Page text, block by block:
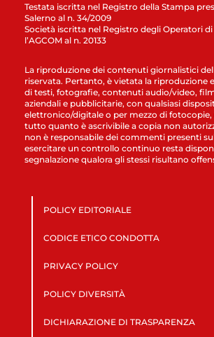
Testata iscritta nel Registro della Stampa
Salerno al n. 34/2009
Società iscritta nel Registro degli Operatori
l’AGCOM al n. 20133
La riproduzione dei contenuti giornalistici
riservata. Pertanto, è vietata la riproduzione
di testi, fotografie, contenuti audio/video,
aziendali e pubblicitarie, con qualsiasi
elettronico/digitale o per mezzo di fotocopie,
tutto quanto è ascrivibile a copia non
non è responsabile dei commenti presenti
esercitare un controllo continuo resta
segnalazione qualora gli stessi risultano
POLICY EDITORIALE
CODICE ETICO CONDOTTA
PRIVACY POLICY
POLICY DIVERSITÀ
DICHIARAZIONE DI TRASPARENZA